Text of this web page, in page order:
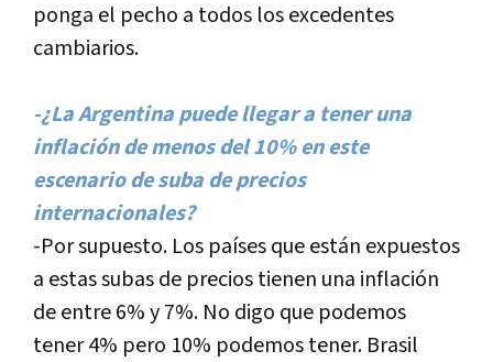
ponga el pecho a todos los excedentes
cambiarios.
-¿La Argentina puede llegar a tener una
inflación de menos del 10% en este
escenario de suba de precios
internacionales?
-Por supuesto. Los paí­ses que están expuestos
a estas subas de precios tienen una inflación
de entre 6% y 7%. No digo que podemos
tener 4% pero 10% podemos tener. Brasil